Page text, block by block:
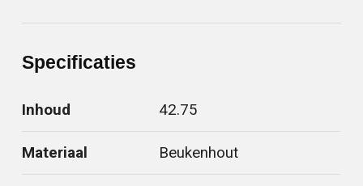
Specificaties
Inhoud 42.75
Materiaal Beukenhout